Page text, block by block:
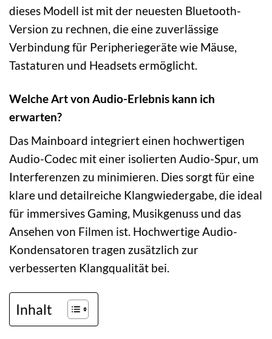
dieses Modell ist mit der neuesten Bluetooth-
Version zu rechnen, die eine zuverlässige
Verbindung für Peripheriegeräte wie Mäuse,
Tastaturen und Headsets ermöglicht.
Welche Art von Audio-Erlebnis kann ich
erwarten?
Das Mainboard integriert einen hochwertigen
Audio-Codec mit einer isolierten Audio-Spur, um
Interferenzen zu minimieren. Dies sorgt für eine
klare und detailreiche Klangwiedergabe, die ideal
für immersives Gaming, Musikgenuss und das
Ansehen von Filmen ist. Hochwertige Audio-
Kondensatoren tragen zusätzlich zur
verbesserten Klangqualität bei.
Inhalt